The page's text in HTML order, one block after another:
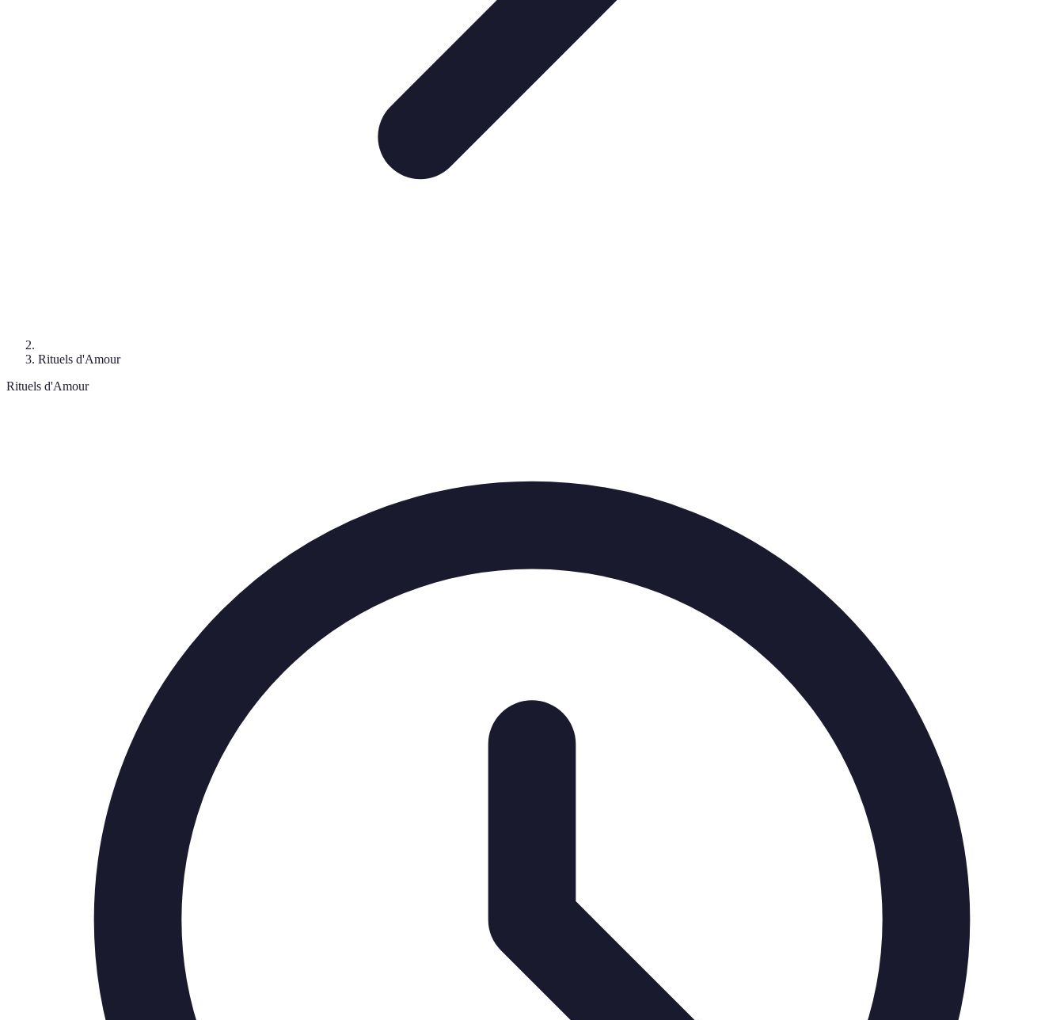
Rituels d'Amour
Rituels d'Amour